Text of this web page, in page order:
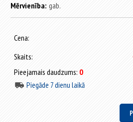
Mērvienība: gab.
Cena:
Skaits:
Pieejamais daudzums: 0
Piegāde 7 dienu laikā